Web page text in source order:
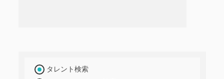
タレント検索